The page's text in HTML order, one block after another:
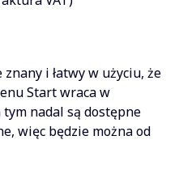
i łatwy w użyciu, że
Start wraca w
nadal są dostępne
więc będzie można od